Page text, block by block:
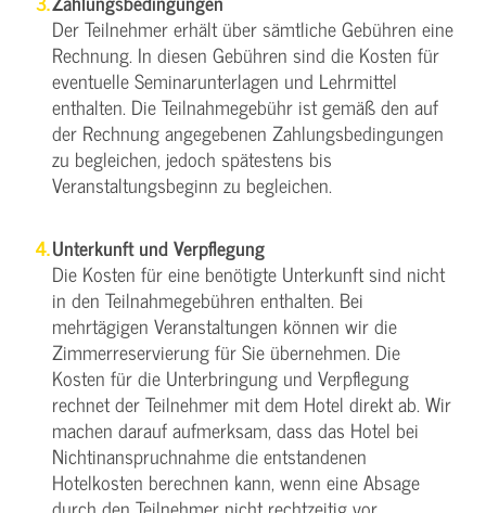
Der Teilnehmer erhält über sämtliche Gebühren eine
Rechnung. In diesen Gebühren sind die Kosten für
eventuelle Seminarunterlagen und Lehrmittel
enthalten. Die Teilnahmegebühr ist gemäß den auf
der Rechnung angegebenen Zahlungsbedingungen
zu begleichen, jedoch spätestens bis
Veranstaltungsbeginn zu begleichen.
Unterkunft und Verpflegung
Die Kosten für eine benötigte Unterkunft sind nicht
in den Teilnahmegebühren enthalten. Bei
mehrtägigen Veranstaltungen können wir die
Zimmerreservierung für Sie übernehmen. Die
Kosten für die Unterbringung und Verpflegung
rechnet der Teilnehmer mit dem Hotel direkt ab. Wir
machen darauf aufmerksam, dass das Hotel bei
Nichtinanspruchnahme die entstandenen
Hotelkosten berechnen kann, wenn eine Absage